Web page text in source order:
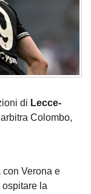
di Lecce-
Colombo,
con Verona e
ospitare la